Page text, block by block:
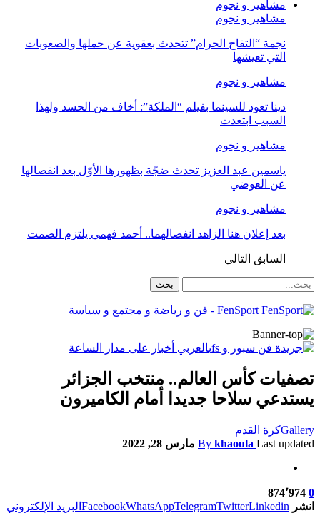
مشاهير و نجوم
مشاهير و نجوم
نجمة “التفاح الحرام” تتحدث بعقوية عن حملها والصعوبات
التي تعيشها
مشاهير و نجوم
دينا تعود للسينما بفيلم “الملكة”: أخاف من الحسد ولهذا
السبب ابتعدت
مشاهير و نجوم
ياسمين عبد العزيز تحدث ضجّة بظهورها الأوّل بعد انفصالها
عن العوضي
مشاهير و نجوم
بعد إعلان هنا الزاهد انفصالهما.. أحمد فهمي يلتزم الصمت
السابق التالي
FenSport - فن و رياضة و مجتمع و سياسة
تصفيات كأس العالم.. منتخب الجزائر
يستدعي سلاحا جديدا أمام الكاميرون
Galleryكرة القدم
By khaoula Last updated مارس 28, 2022
0 874٬974
انشر
FacebookWhatsAppTelegramTwitterLinkedin البريد الإلكتروني